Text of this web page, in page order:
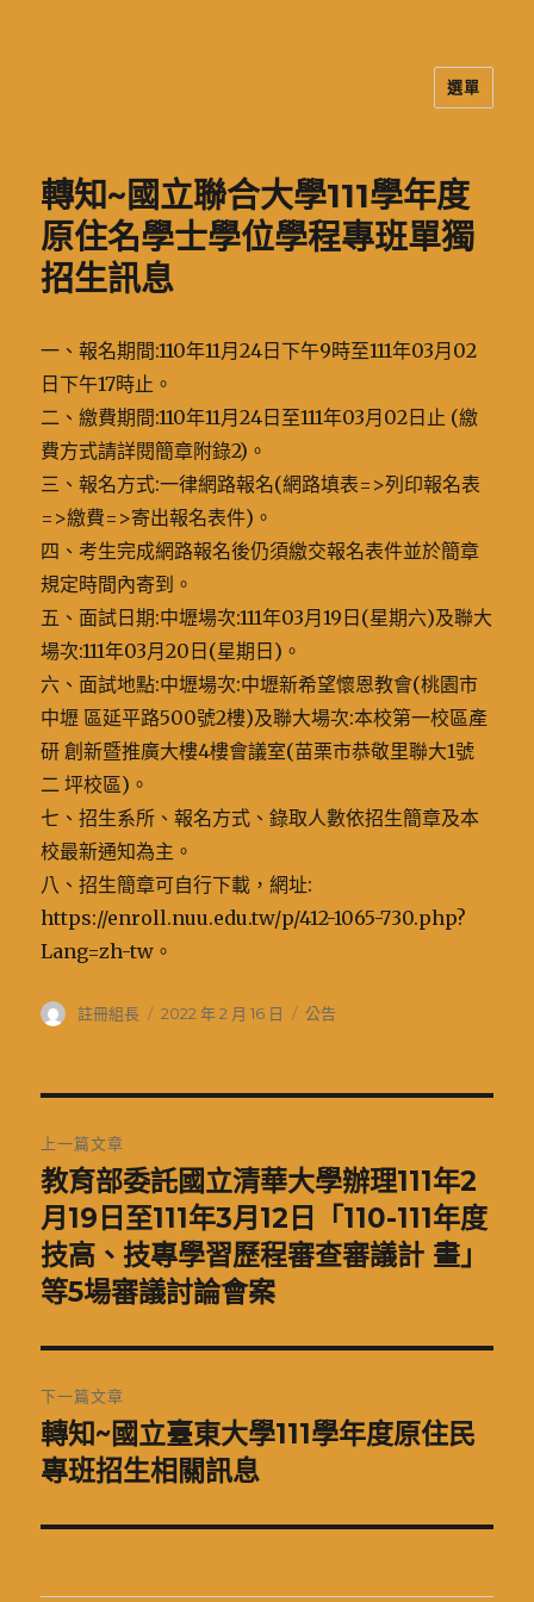
選單
轉知~國立聯合大學111學年度
原住名學士學位學程專班單獨
招生訊息
一、報名期間:110年11月24日下午9時至111年03月02
日下午17時止。
二、繳費期間:110年11月24日至111年03月02日止 (繳
費方式請詳閱簡章附錄2)。
三、報名方式:一律網路報名(網路填表=>列印報名表
=>繳費=>寄出報名表件)。
四、考生完成網路報名後仍須繳交報名表件並於簡章
規定時間內寄到。
五、面試日期:中壢場次:111年03月19日(星期六)及聯大
場次:111年03月20日(星期日)。
六、面試地點:中壢場次:中壢新希望懷恩教會(桃園市
中壢 區延平路500號2樓)及聯大場次:本校第一校區產
研 創新暨推廣大樓4樓會議室(苗栗市恭敬里聯大1號
二 坪校區)。
七、招生系所、報名方式、錄取人數依招生簡章及本
校最新通知為主。
八、招生簡章可自行下載，網址:
https://enroll.nuu.edu.tw/p/412-1065-730.php?
Lang=zh-tw。
作
註冊組長
發
2022 年 2 月 16 日
分
公告
章
導
覽
上一篇文章
上
一
篇
文
章:
教育部委託國立清華大學辦理111年2
月19日至111年3月12日「110-111年度
技高、技專學習歷程審查審議計 畫」
等5場審議討論會案
下一篇文章
下
一
文
轉知~國立臺東大學111學年度原住民
專班招生相關訊息